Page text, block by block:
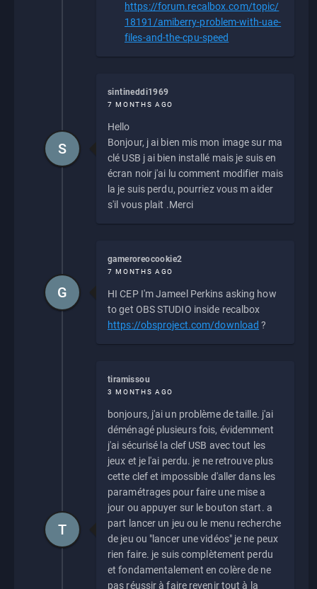
https://forum.recalbox.com/topic/
18191/amiberry-problem-with-uae-
files-and-the-cpu-speed
sintineddi1969
7 MONTHS AGO
Hello
Bonjour, j ai bien mis mon image sur ma
clé USB j ai bien installé mais je suis en
écran noir j'ai lu comment modifier mais
la je suis perdu, pourriez vous m aider
s'il vous plait .Merci
S
gameroreocookie2
7 MONTHS AGO
HI CEP I'm Jameel Perkins asking how
to get OBS STUDIO inside recalbox
https://obsproject.com/download ?
G
tiramissou
3 MONTHS AGO
bonjours, j'ai un problème de taille. j'ai
déménagé plusieurs fois, évidemment
j'ai sécurisé la clef USB avec tout les
jeux et je l'ai perdu. je ne retrouve plus
cette clef et impossible d'aller dans les
paramétrages pour faire une mise a
jour ou appuyer sur le bouton start. a
part lancer un jeu ou le menu recherche
de jeu ou "lancer une vidéos" je ne peux
rien faire. je suis complètement perdu
et fondamentalement en colère de ne
pas réussir à faire revenir tout à la
T